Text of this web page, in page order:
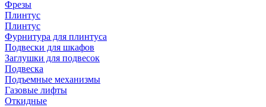
Фрезы
Плинтус
Плинтус
Фурнитура для плинтуса
Подвески для шкафов
Заглушки для подвесок
Подвеска
Подъемные механизмы
Газовые лифты
Откидные